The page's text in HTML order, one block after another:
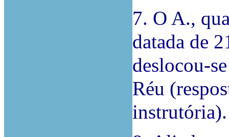
7. O A.,
datada de
deslocou-
Réu
instrutória).